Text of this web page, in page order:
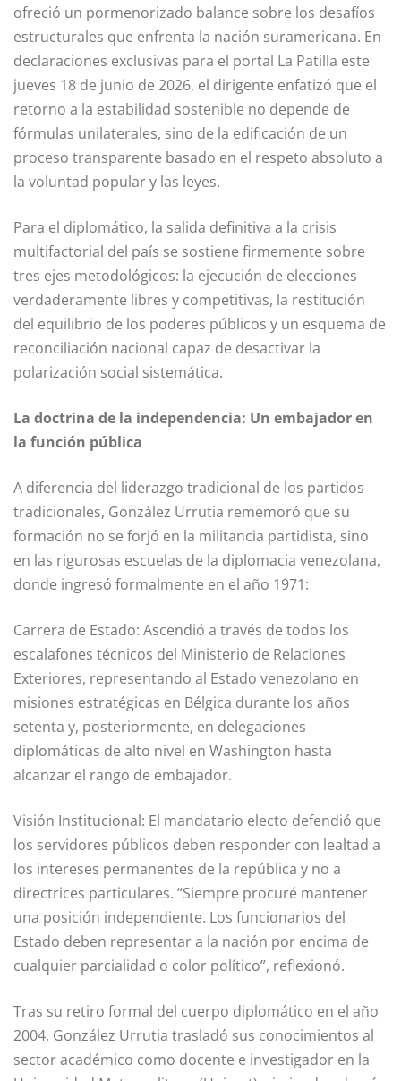
ofreció un pormenorizado balance sobre los desafíos
estructurales que enfrenta la nación suramericana. En
declaraciones exclusivas para el portal La Patilla este
jueves 18 de junio de 2026, el dirigente enfatizó que el
retorno a la estabilidad sostenible no depende de
fórmulas unilaterales, sino de la edificación de un
proceso transparente basado en el respeto absoluto a
la voluntad popular y las leyes.
Para el diplomático, la salida definitiva a la crisis
multifactorial del país se sostiene firmemente sobre
tres ejes metodológicos: la ejecución de elecciones
verdaderamente libres y competitivas, la restitución
del equilibrio de los poderes públicos y un esquema de
reconciliación nacional capaz de desactivar la
polarización social sistemática.
La doctrina de la independencia: Un embajador en
la función pública
A diferencia del liderazgo tradicional de los partidos
tradicionales, González Urrutia rememoró que su
formación no se forjó en la militancia partidista, sino
en las rigurosas escuelas de la diplomacia venezolana,
donde ingresó formalmente en el año 1971:
Carrera de Estado: Ascendió a través de todos los
escalafones técnicos del Ministerio de Relaciones
Exteriores, representando al Estado venezolano en
misiones estratégicas en Bélgica durante los años
setenta y, posteriormente, en delegaciones
diplomáticas de alto nivel en Washington hasta
alcanzar el rango de embajador.
Visión Institucional: El mandatario electo defendió que
los servidores públicos deben responder con lealtad a
los intereses permanentes de la república y no a
directrices particulares. “Siempre procuré mantener
una posición independiente. Los funcionarios del
Estado deben representar a la nación por encima de
cualquier parcialidad o color político”, reflexionó.
Tras su retiro formal del cuerpo diplomático en el año
2004, González Urrutia trasladó sus conocimientos al
sector académico como docente e investigador en la